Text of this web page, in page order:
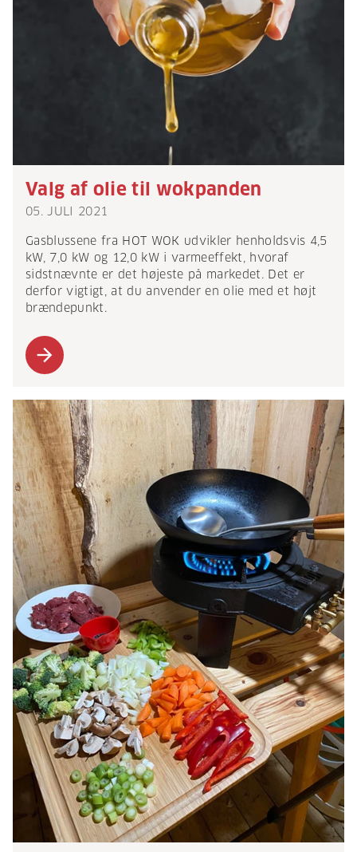
Valg af olie til wokpanden
05. JULI 2021
Gasblussene fra HOT WOK udvikler henholdsvis 4,5
kW, 7,0 kW og 12,0 kW i varmeeffekt, hvoraf
sidstnævnte er det højeste på markedet. Det er
derfor vigtigt, at du anvender en olie med et højt
brændepunkt.
arrow_forward